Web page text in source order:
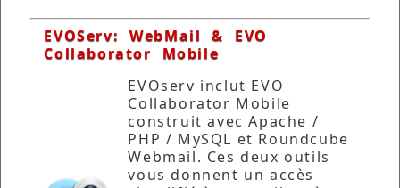
EVOServ: WebMail & EVO
Collaborator Mobile
EVOserv inclut EVO
Collaborator Mobile
construit avec Apache /
PHP / MySQL et Roundcube
Webmail. Ces deux outils
vous donnent un accès